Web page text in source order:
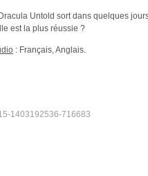
Untold sort dans quelques
est la plus réussie ?
: Français, Anglais.